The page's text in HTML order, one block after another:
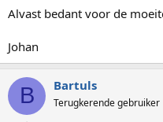
Alvast bedant voor de
Johan
B Bartuls
Terugkerende gebruiker